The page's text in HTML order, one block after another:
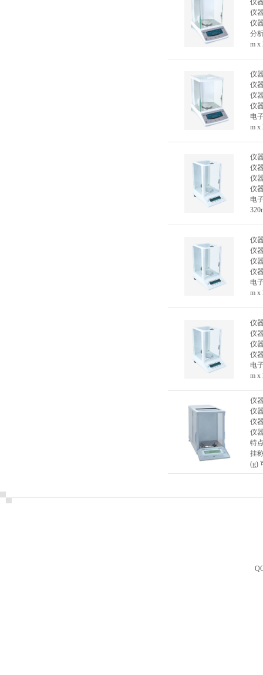
仪
仪
仪
分
m x
仪
仪
仪
仪
电
m x
仪
仪
仪
仪
电
仪
仪
仪
仪
电
m x
仪
仪
仪
仪
电
m x
仪
仪
仪
仪
特
挂
(g)